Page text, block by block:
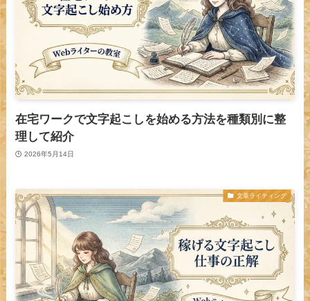
在宅ワークで文字起こしを始める方法を種類別に整
理して紹介
2026年5月14日
文章ライティング